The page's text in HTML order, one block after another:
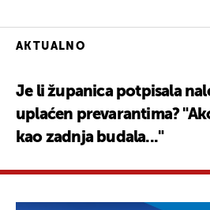
AKTUALNO
Je li županica potpisala
uplaćen prevarantima?
kao zadnja budala..."